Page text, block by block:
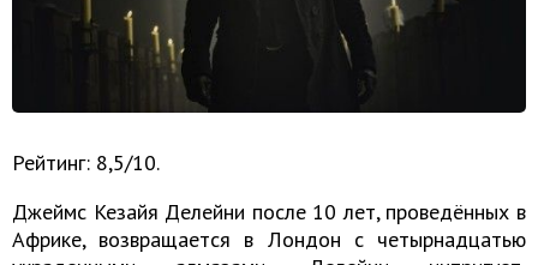
Рейтинг: 8,5/10.
Джеймс Кезайя Делейни после 10 лет, проведённых в
Африке, возвращается в Лондон с четырнадцатью